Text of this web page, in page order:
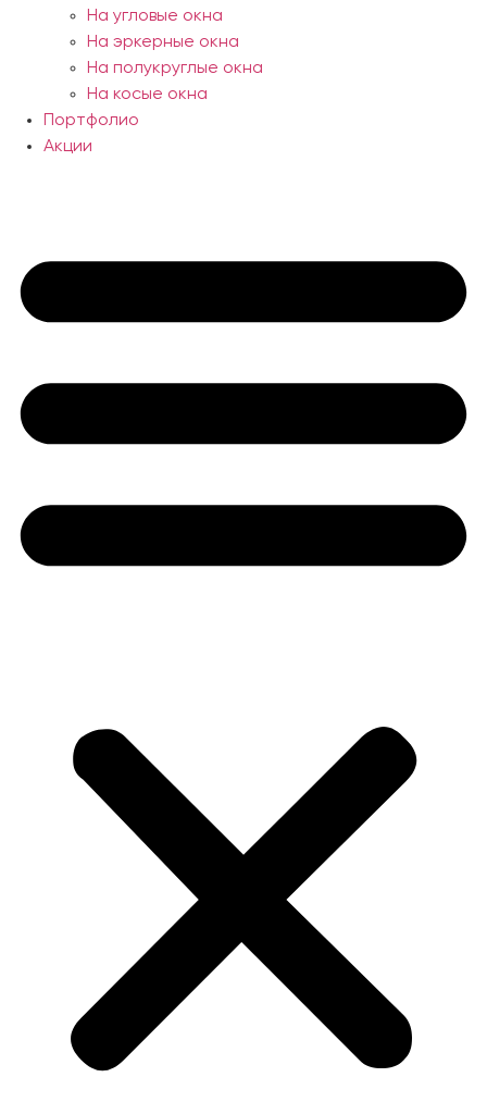
На угловые окна
На эркерные окна
На полукруглые окна
На косые окна
Портфолио
Акции